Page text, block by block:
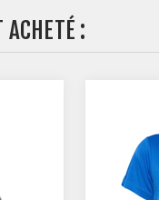
ACHETÉ :